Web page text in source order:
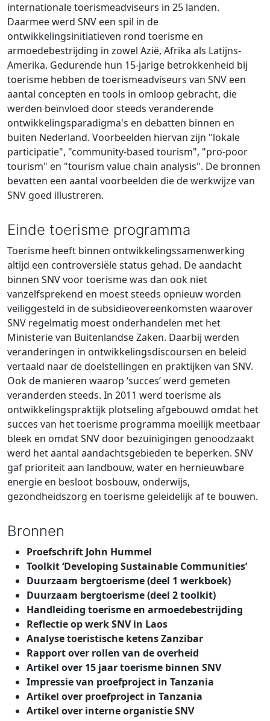
internationale toerismeadviseurs in 25 landen.
Daarmee werd SNV een spil in de
ontwikkelingsinitiatieven rond toerisme en
armoedebestrijding in zowel Azië, Afrika als Latijns-
Amerika. Gedurende hun 15-jarige betrokkenheid bij
toerisme hebben de toerismeadviseurs van SNV een
aantal concepten en tools in omloop gebracht, die
werden beïnvloed door steeds veranderende
ontwikkelingsparadigma's en debatten binnen en
buiten Nederland. Voorbeelden hiervan zijn "lokale
participatie", "community-based tourism", "pro-poor
tourism" en "tourism value chain analysis". De bronnen
bevatten een aantal voorbeelden die de werkwijze van
SNV goed illustreren.
Einde toerisme programma
Toerisme heeft binnen ontwikkelingssamenwerking
altijd een controversiële status gehad. De aandacht
binnen SNV voor toerisme was dan ook niet
vanzelfsprekend en moest steeds opnieuw worden
veiliggesteld in de subsidieovereenkomsten waarover
SNV regelmatig moest onderhandelen met het
Ministerie van Buitenlandse Zaken. Daarbij werden
veranderingen in ontwikkelingsdiscoursen en beleid
vertaald naar de doelstellingen en praktijken van SNV.
Ook de manieren waarop ‘succes’ werd gemeten
veranderden steeds. In 2011 werd toerisme als
ontwikkelingspraktijk plotseling afgebouwd omdat het
succes van het toerisme programma moeilijk meetbaar
bleek en omdat SNV door bezuinigingen genoodzaakt
werd het aantal aandachtsgebieden te beperken. SNV
gaf prioriteit aan landbouw, water en hernieuwbare
energie en besloot bosbouw, onderwijs,
gezondheidszorg en toerisme geleidelijk af te bouwen.
Bronnen
Proefschrift John Hummel
Toolkit ‘Developing Sustainable Communities’
Duurzaam bergtoerisme (deel 1 werkboek)
Duurzaam bergtoerisme (deel 2 toolkit)
Handleiding toerisme en armoedebestrijding
Reflectie op werk SNV in Laos
Analyse toeristische ketens Zanzibar
Rapport over rollen van de overheid
Artikel over 15 jaar toerisme binnen SNV
Impressie van proefproject in Tanzania
Artikel over proefproject in Tanzania
Artikel over interne organistie SNV